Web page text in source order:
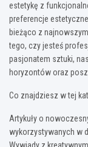
estetykę z
preferencje
bieżąco z
tego, czy jesteś
pasjonatem sztuki,
horyzontów oraz
Co znajdziesz w tej
Artykuły o
wykorzystywanych w